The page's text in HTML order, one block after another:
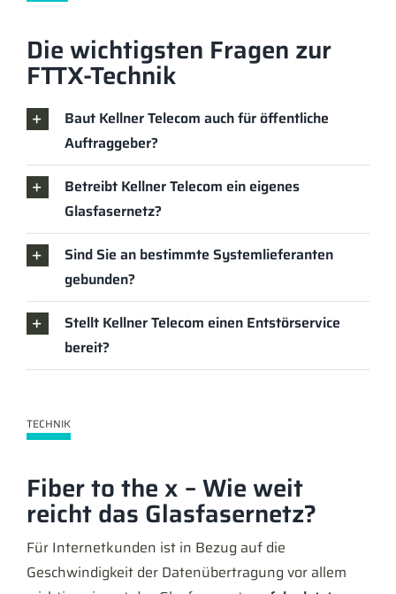
Die wichtigsten Fragen zur
FTTX-Technik
Baut Kellner Telecom auch für öffentliche
Auftraggeber?
Betreibt Kellner Telecom ein eigenes
Glasfasernetz?
Sind Sie an bestimmte Systemlieferanten
gebunden?
Stellt Kellner Telecom einen Entstörservice
bereit?
TECHNIK
Fiber to the x – Wie weit
reicht das Glasfasernetz?
Für Internetkunden ist in Bezug auf die
Geschwindigkeit der Datenübertragung vor allem